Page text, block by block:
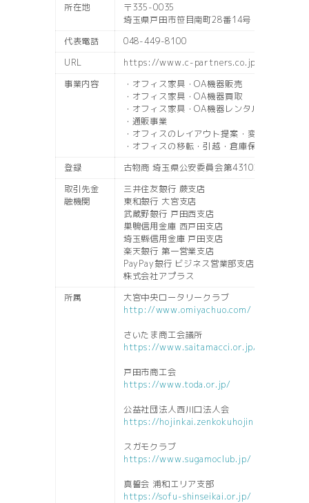
所在地
〒335-0035
埼玉県戸田市笹目南町28番14号
代表電話
048-449-8100
URL
https://www.c-partners.co.jp
事業内容
・オフィス家具・OA機器販売
・オフィス家具・OA機器買取
・オフィス家具・OA機器レンタル
・通販事業
・オフィスのレイアウト提案・変更
・オフィスの移転・引越・倉庫保管
登録
古物商 埼玉県公安委員会第431020012474号
取引先金
融機関
三井住友銀行 蕨支店
東和銀行 大宮支店
武蔵野銀行 戸田西支店
巣鴨信用金庫 西戸田支店
埼玉縣信用金庫 戸田支店
楽天銀行 第一営業支店
PayPay銀行 ビジネス営業部支店
株式会社アプラス
所属
大宮中央ロータリークラブ
http://www.omiyachuo.com/
さいたま商工会議所
https://www.saitamacci.or.jp/
戸田市商工会
https://www.toda.or.jp/
公益社団法人西川口法人会
https://hojinkai.zenkokuhojinkai.or.jp/
スガモクラブ
https://www.sugamoclub.jp/
真誓会 浦和エリア支部
https://sofu-shinseikai.or.jp/